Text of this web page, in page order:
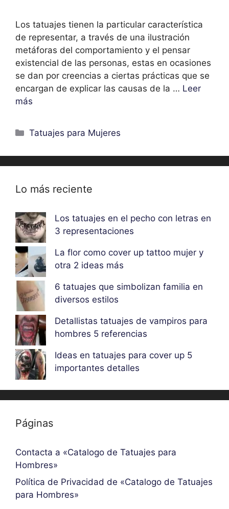
Los tatuajes tienen la particular característica
de representar, a través de una ilustración
metáforas del comportamiento y el pensar
existencial de las personas, estas en ocasiones
se dan por creencias a ciertas prácticas que se
encargan de explicar las causas de la … Leer
más
Categorías
Tatuajes para Mujeres
Lo más reciente
Los tatuajes en el pecho con letras en
3 representaciones
La flor como cover up tattoo mujer y
otra 2 ideas más
6 tatuajes que simbolizan familia en
diversos estilos
Detallistas tatuajes de vampiros para
hombres 5 referencias
Ideas en tatuajes para cover up 5
importantes detalles
Páginas
Contacta a «Catalogo de Tatuajes para
Hombres»
Política de Privacidad de «Catalogo de Tatuajes
para Hombres»